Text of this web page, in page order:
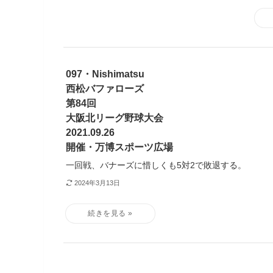
097・Nishimatsu
西松バファローズ
第84回
大阪北リーグ野球大会
2021.09.26
開催・万博スポーツ広場
一回戦、バナーズに惜しくも5対2で敗退する。
2024年3月13日